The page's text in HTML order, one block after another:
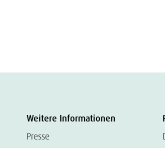
Weitere Informationen
Presse